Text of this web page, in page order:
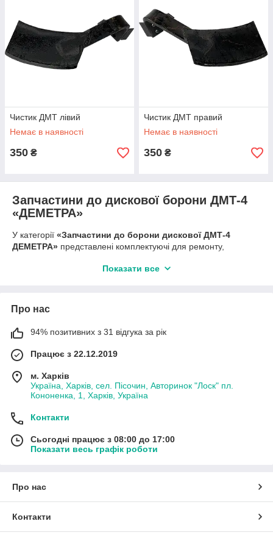
Чистик ДМТ лівий
Немає в наявності
350 ₴
Чистик ДМТ правий
Немає в наявності
350 ₴
Запчастини до дискової борони ДМТ-4
«ДЕМЕТРА»
У категорії «Запчастини до борони дискової ДМТ-4
ДЕМЕТРА» представлені комплектуючі для ремонту,
. Запчастини застосовуються при
залишків та вирівнювання поля.
та «ромашка»), маточини, підшипникові вузли, осі
дистанційні втулки, шайби та елементи кріплення.
розрахованих на роботу у важких ґрунтових умовах та при
високих навантаженнях.
забезпечуєстабільну глибину обробки, рівномірну
вузлів агрегату,що безпосередньо впливає на ефективність
польових робіт та термін служби техніки.
Показати все
Про нас
94% позитивних з 31 відгука за рік
Працює з 22.12.2019
м. Харків
Україна, Харків, сел. Пісочин, Авторинок "Лоск" пл.
Кононенка, 1, Харків, Україна
Контакти
Сьогодні працює з 08:00 до 17:00
Показати весь графік роботи
Про нас
Контакти